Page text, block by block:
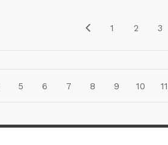
1 2 3
5 6 7 8 9 10 11